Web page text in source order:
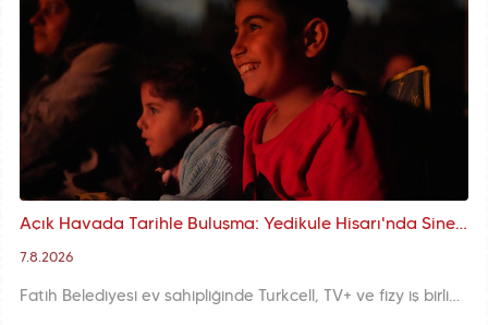
Açık Havada Tarihle Buluşma: Yedikule Hisarı'nda Sinema Akşamları Turkcell Sponsorluğunda Devam Ediyor
7.8.2026
Fatih Belediyesi ev sahipliğinde Turkcell, TV+ ve fizy iş birliğiyle düzenlenen Açık Hava Sinema Günleri, Yedikule Hisarı'nda izleyicileri tarihî atmosferle buluşturmaya devam ediyor. Yaz akşamları, sinema ve kültürün eşsiz birlikteliğiyle Hisar'da hayat buluyor.